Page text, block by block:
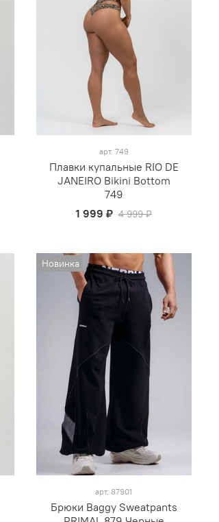
арт. 749
Плавки купальные RIO DE
JANEIRO Bikini Bottom
749
1 999 ₽ 4 999 ₽
Новинка
арт. 87901
Брюки Baggy Sweatpants